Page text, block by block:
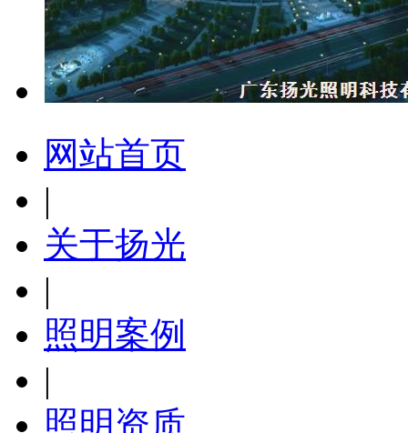
网站首页
|
关于扬光
|
照明案例
|
照明资质